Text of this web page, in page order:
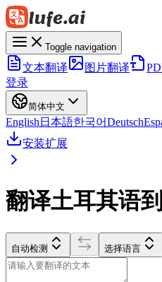
Toggle navigation
文本翻译 图片翻译
登录
简体中文
English 日本語한국어Deutsch
安装扩展
翻译土耳其语
自动检测 选择语言